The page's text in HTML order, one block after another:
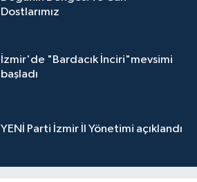
Dostlarımız
İzmir'de "Bardacık İnciri"mevsimi
başladı
YENİ Parti İzmir İl Yönetimi açıklandı